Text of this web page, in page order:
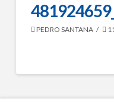
PEDRO SANTANA